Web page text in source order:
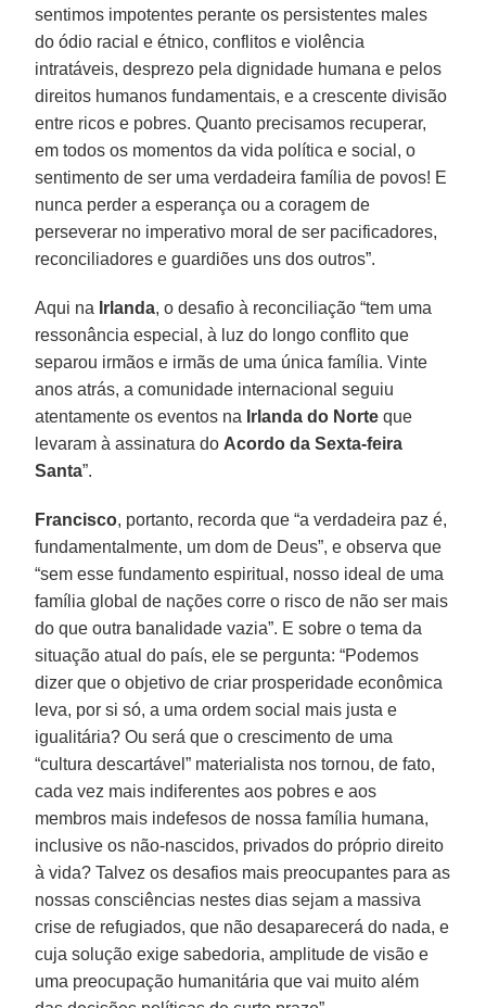
sentimos impotentes perante os persistentes males
do ódio racial e étnico, conflitos e violência
intratáveis, desprezo pela dignidade humana e pelos
direitos humanos fundamentais, e a crescente divisão
entre ricos e pobres. Quanto precisamos recuperar,
em todos os momentos da vida política e social, o
sentimento de ser uma verdadeira família de povos! E
nunca perder a esperança ou a coragem de
perseverar no imperativo moral de ser pacificadores,
reconciliadores e guardiões uns dos outros”.
Aqui na Irlanda, o desafio à reconciliação “tem uma
ressonância especial, à luz do longo conflito que
separou irmãos e irmãs de uma única família. Vinte
anos atrás, a comunidade internacional seguiu
atentamente os eventos na Irlanda do Norte que
levaram à assinatura do Acordo da Sexta-feira
Santa”.
Francisco, portanto, recorda que “a verdadeira paz é,
fundamentalmente, um dom de Deus”, e observa que
“sem esse fundamento espiritual, nosso ideal de uma
família global de nações corre o risco de não ser mais
do que outra banalidade vazia”. E sobre o tema da
situação atual do país, ele se pergunta: “Podemos
dizer que o objetivo de criar prosperidade econômica
leva, por si só, a uma ordem social mais justa e
igualitária? Ou será que o crescimento de uma
“cultura descartável” materialista nos tornou, de fato,
cada vez mais indiferentes aos pobres e aos
membros mais indefesos de nossa família humana,
inclusive os não-nascidos, privados do próprio direito
à vida? Talvez os desafios mais preocupantes para as
nossas consciências nestes dias sejam a massiva
crise de refugiados, que não desaparecerá do nada, e
cuja solução exige sabedoria, amplitude de visão e
uma preocupação humanitária que vai muito além